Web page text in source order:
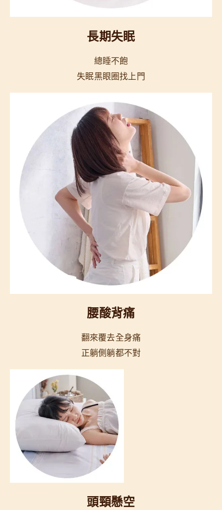
長期失眠
總睡不飽
失眠黑眼圈找上門
腰酸背痛
翻來覆去全身痛
正躺側躺都不對
頭頸懸空